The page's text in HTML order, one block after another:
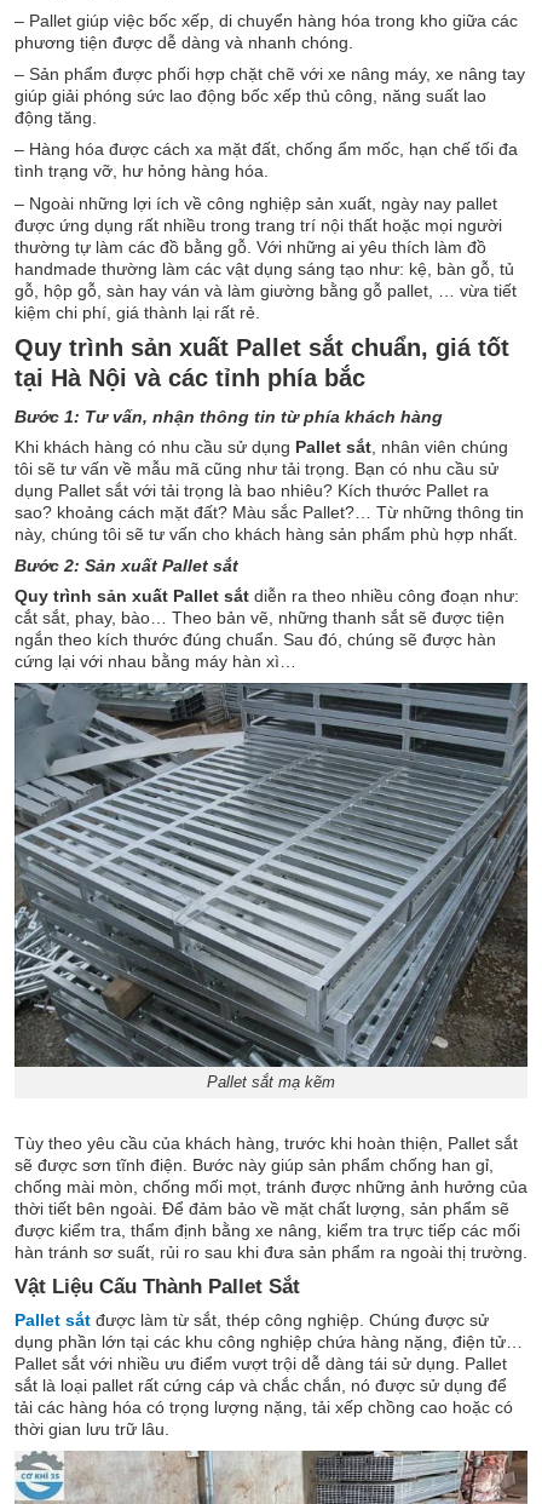
– Pallet giúp việc bốc xếp, di chuyển hàng hóa trong kho giữa các
phương tiện được dễ dàng và nhanh chóng.
– Sản phẩm được phối hợp chặt chẽ với xe nâng máy, xe nâng tay
giúp giải phóng sức lao động bốc xếp thủ công, năng suất lao
động tăng.
– Hàng hóa được cách xa mặt đất, chống ẩm mốc, hạn chế tối đa
tình trạng vỡ, hư hỏng hàng hóa.
– Ngoài những lợi ích về công nghiệp sản xuất, ngày nay pallet
được ứng dụng rất nhiều trong trang trí nội thất hoặc mọi người
thường tự làm các đồ bằng gỗ. Với những ai yêu thích làm đồ
handmade thường làm các vật dụng sáng tạo như: kệ, bàn gỗ, tủ
gỗ, hộp gỗ, sàn hay ván và làm giường bằng gỗ pallet, … vừa tiết
kiệm chi phí, giá thành lại rất rẻ.
Quy trình sản xuất Pallet sắt chuẩn, giá tốt
tại Hà Nội và các tỉnh phía bắc
Bước 1: Tư vấn, nhận thông tin từ phía khách hàng
Khi khách hàng có nhu cầu sử dụng Pallet sắt , nhân viên chúng
tôi sẽ tư vấn về mẫu mã cũng như tải trọng. Bạn có nhu cầu sử
dụng Pallet sắt với tải trọng là bao nhiêu? Kích thước Pallet ra
sao? khoảng cách mặt đất? Màu sắc Pallet?… Từ những thông tin
này, chúng tôi sẽ tư vấn cho khách hàng sản phẩm phù hợp nhất.
Bước 2: Sản xuất Pallet sắt
Quy trình sản xuất Pallet sắt diễn ra theo nhiều công đoạn như:
cắt sắt, phay, bào… Theo bản vẽ, những thanh sắt sẽ được tiện
ngắn theo kích thước đúng chuẩn. Sau đó, chúng sẽ được hàn
cứng lại với nhau bằng máy hàn xì…
Pallet sắt mạ kẽm
Tùy theo yêu cầu của khách hàng, trước khi hoàn thiện, Pallet sắt
sẽ được sơn tĩnh điện. Bước này giúp sản phẩm chống han gỉ,
chống mài mòn, chống mối mọt, tránh được những ảnh hưởng của
thời tiết bên ngoài. Để đảm bảo về mặt chất lượng, sản phẩm sẽ
được kiểm tra, thẩm định bằng xe nâng, kiểm tra trực tiếp các mối
hàn tránh sơ suất, rủi ro sau khi đưa sản phẩm ra ngoài thị trường.
Vật Liệu Cấu Thành Pallet Sắt
Pallet sắt được làm từ sắt, thép công nghiệp. Chúng được sử
dụng phần lớn tại các khu công nghiệp chứa hàng nặng, điện tử…
Pallet sắt với nhiều ưu điểm vượt trội dễ dàng tái sử dụng. Pallet
sắt là loại pallet rất cứng cáp và chắc chắn, nó được sử dụng để
tải các hàng hóa có trọng lượng nặng, tải xếp chồng cao hoặc có
thời gian lưu trữ lâu.